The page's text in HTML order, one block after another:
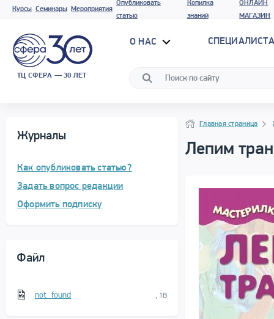
Курсы Семинары Мероприятия
Опубликовать
статью
Копилка
знаний
ОНЛАЙН
МАГАЗИН
ТЦ СФЕРА — 30 ЛЕТ
О НАС
Журналы
Как опубликовать статью?
Задать вопрос редакции
Оформить подписку
Файл
not_found , 1B
Навигация
НавигацияГлавная страница
Лепим